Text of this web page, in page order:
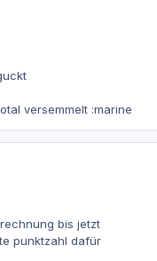
versemmelt :marine
bis jetzt
punktzahl dafür